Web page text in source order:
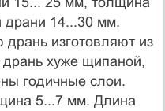
14...30 мм.
изготовляют из
хуже щипаной,
годичные слои.
5...7 мм. Длина